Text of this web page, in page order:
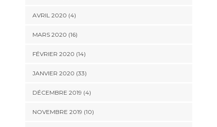
AVRIL 2020 (4)
MARS 2020 (16)
FÉVRIER 2020 (14)
JANVIER 2020 (33)
DÉCEMBRE 2019 (4)
NOVEMBRE 2019 (10)